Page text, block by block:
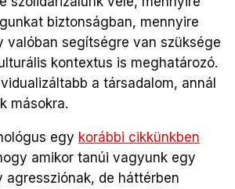
biztonságban, mennyire
valóban segítségre van szüksége
kontextus is meghatározó.
a társadalom, annál
másokra.
egy korábbi cikkünkben
amikor tanúi vagyunk egy
agressziónak, de háttérben